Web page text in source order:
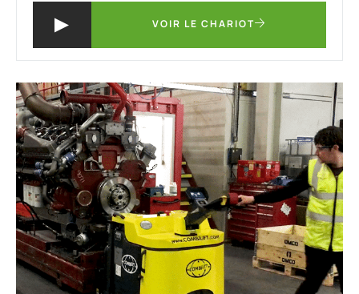
VOIR LE CHARIOT